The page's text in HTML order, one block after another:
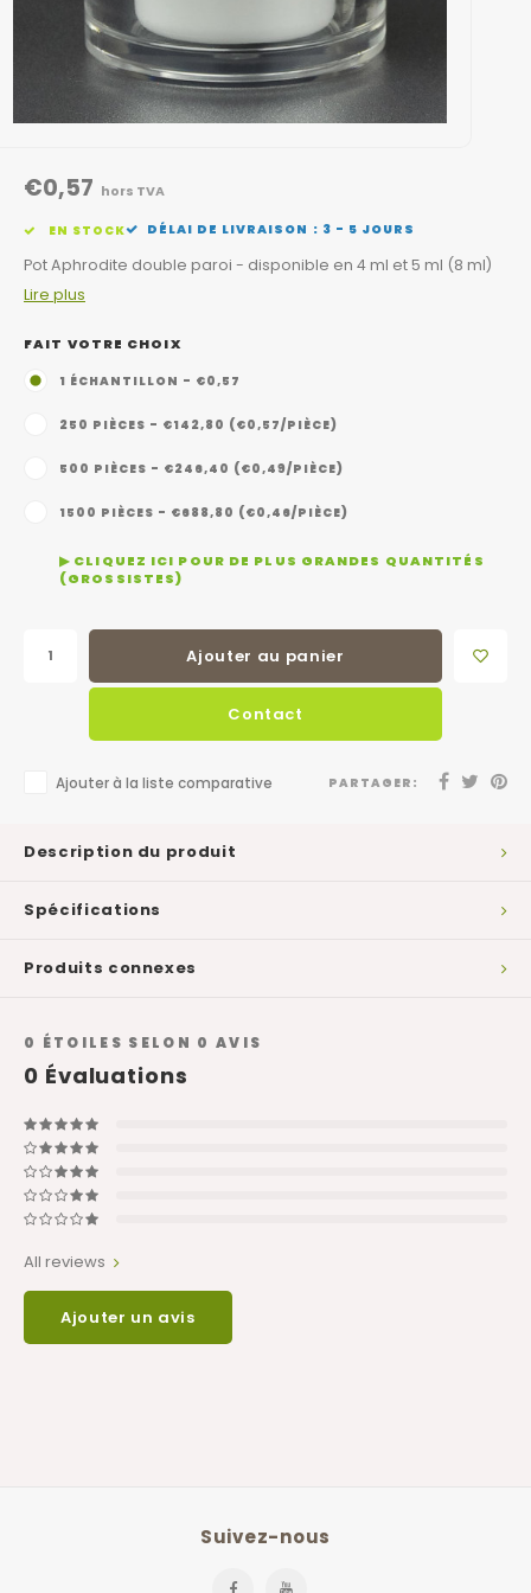
€0,57 hors TVA
EN STOCK DÉLAI DE LIVRAISON : 3 - 5 JOURS
Pot Aphrodite double paroi - disponible en 4 ml et 5 ml (8 ml)
Lire plus
FAIT VOTRE CHOIX
1 ÉCHANTILLON - €0,57
250 PIÈCES - €142,80 (€0,57/PIÈCE)
500 PIÈCES - €246,40 (€0,49/PIÈCE)
1500 PIÈCES - €688,80 (€0,46/PIÈCE)
▶ CLIQUEZ ICI POUR DE PLUS GRANDES QUANTITÉS
(GROSSISTES)
Ajouter au panier
Contact
Ajouter à la liste comparative PARTAGER:
Description du produit
Spécifications
Produits connexes
0 ÉTOILES SELON 0 AVIS
0 Évaluations
All reviews
Ajouter un avis
Suivez-nous